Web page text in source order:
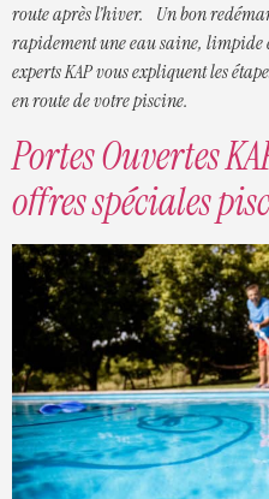
route après l’hiver. Un bon
rapidement une eau saine, limpide
experts KAP vous expliquent les
en route de votre piscine.
Portes Ouvertes
offres spéciales